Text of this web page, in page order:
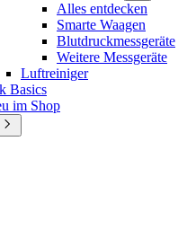
Alles entdecken
Smarte Waagen
Blutdruckmessgeräte
Weitere Messgeräte
Luftreiniger
Basics
im Shop